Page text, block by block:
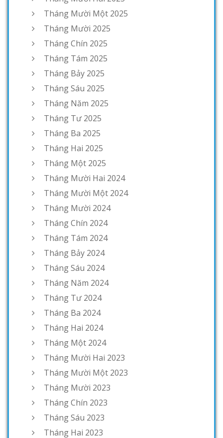
Tháng Mười Một 2025
Tháng Mười 2025
Tháng Chín 2025
Tháng Tám 2025
Tháng Bảy 2025
Tháng Sáu 2025
Tháng Năm 2025
Tháng Tư 2025
Tháng Ba 2025
Tháng Hai 2025
Tháng Một 2025
Tháng Mười Hai 2024
Tháng Mười Một 2024
Tháng Mười 2024
Tháng Chín 2024
Tháng Tám 2024
Tháng Bảy 2024
Tháng Sáu 2024
Tháng Năm 2024
Tháng Tư 2024
Tháng Ba 2024
Tháng Hai 2024
Tháng Một 2024
Tháng Mười Hai 2023
Tháng Mười Một 2023
Tháng Mười 2023
Tháng Chín 2023
Tháng Sáu 2023
Tháng Hai 2023